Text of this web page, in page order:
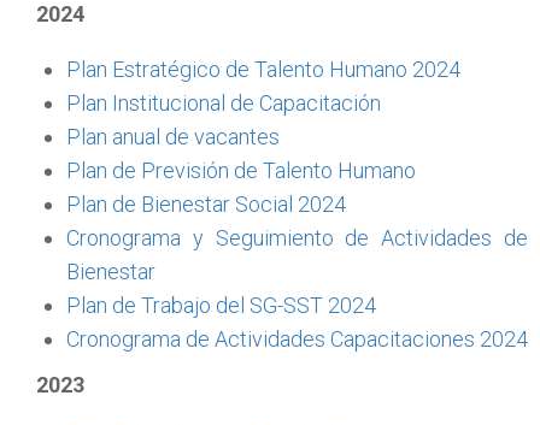
2024
Plan Estratégico de Talento Humano 2024
Plan Institucional de Capacitación
Plan anual de vacantes
Plan de Previsión de Talento Humano
Plan de Bienestar Social 2024
Cronograma y Seguimiento de Actividades de
Bienestar
Plan de Trabajo del SG-SST 2024
Cronograma de Actividades Capacitaciones 2024
2023